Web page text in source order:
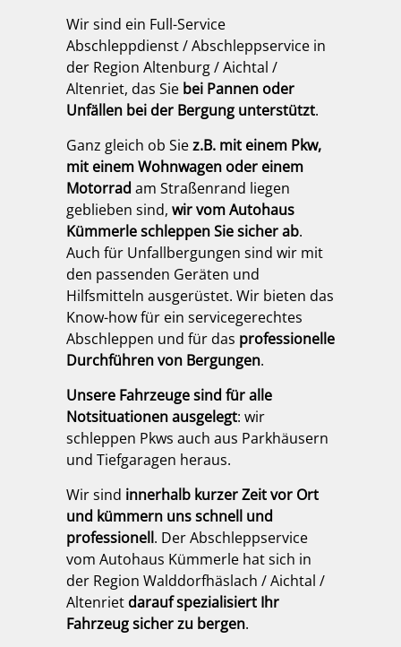
Wir sind ein Full-Service
Abschleppdienst / Abschleppservice in
der Region Altenburg / Aichtal /
Altenriet, das Sie bei Pannen oder
Unfällen bei der Bergung unterstützt.
Ganz gleich ob Siez.B. mit einem Pkw,
mit einem Wohnwagen oder einem
Motorrad am Straßenrand liegen
geblieben sind, wir vom Autohaus
Kümmerle schleppen Sie sicher ab.
Auch für Unfallbergungen sind wir mit
den passenden Geräten und
Hilfsmitteln ausgerüstet. Wir bieten das
Know-how für ein servicegerechtes
Abschleppen und für das professionelle
Durchführen von Bergungen.
Unsere Fahrzeuge sind für alle
Notsituationen ausgelegt: wir
schleppen Pkws auch aus Parkhäusern
und Tiefgaragen heraus.
Wir sind innerhalb kurzer Zeit vor Ort
und kümmern uns schnell und
professionell. Der Abschleppservice
vom Autohaus Kümmerle hat sich in
der Region Walddorfhäslach / Aichtal /
Altenriet darauf spezialisiert Ihr
Fahrzeug sicher zu bergen.